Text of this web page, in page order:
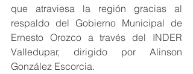
que atraviesa la región gracias al
respaldo del Gobierno Municipal de
Ernesto Orozco a través del INDER
Valledupar, dirigido por Alinson
González Escorcia.